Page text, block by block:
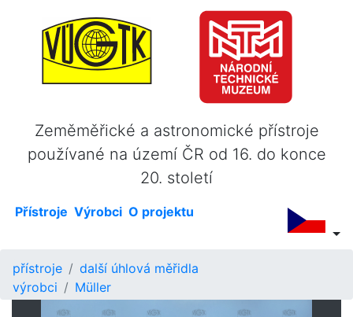
Zeměměřické a astronomické přístroje
používané na území ČR od 16. do konce
20. století
Přístroje Výrobci O projektu
přístroje
další úhlová měřidla
výrobci
Müller